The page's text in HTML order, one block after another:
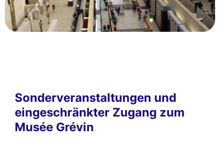
Sonderveranstaltungen und
eingeschränkter Zugang zum
Musée Grévin